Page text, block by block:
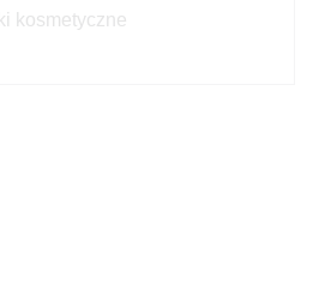
kosmetyczne